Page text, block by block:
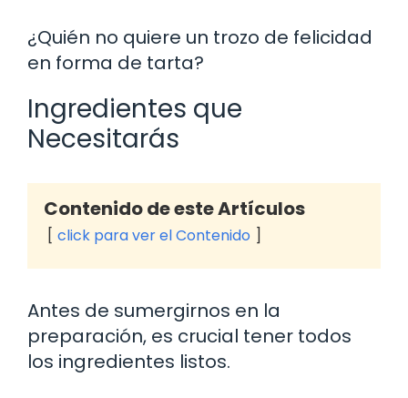
¿Quién no quiere un trozo de felicidad
en forma de tarta?
Ingredientes que
Necesitarás
Contenido de este Artículos
click para ver el Contenido
Antes de sumergirnos en la
preparación, es crucial tener todos
los ingredientes listos.